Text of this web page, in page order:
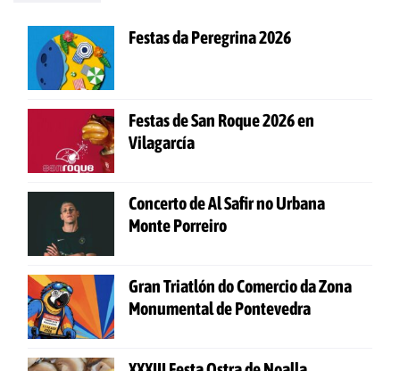
Festas da Peregrina 2026
Festas de San Roque 2026 en
Vilagarcía
Concerto de Al Safir no Urbana
Monte Porreiro
Gran Triatlón do Comercio da Zona
Monumental de Pontevedra